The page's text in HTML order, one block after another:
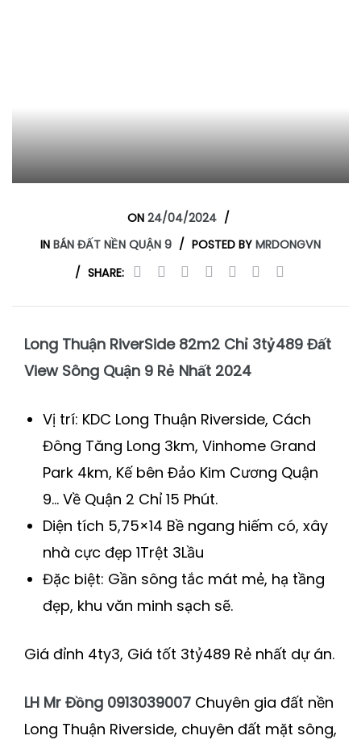
ON 24/04/2024
IN BÁN ĐẤT NỀN QUẬN 9 POSTED BY MRDONGVN
SHARE:
Long Thuận RiverSide 82m2 Chỉ 3tỷ489 Đất
View Sông Quận 9 Rẻ Nhất 2024
Vị trí: KDC Long Thuận Riverside, Cách
Đông Tăng Long 3km, Vinhome Grand
Park 4km, Kế bên Đảo Kim Cương Quận
9… Về Quận 2 Chỉ 15 Phút.
Diện tích 5,75×14 Bề ngang hiếm có, xây
nhà cực đẹp 1Trệt 3Lầu
Đặc biệt: Gần sông tắc mát mẻ, hạ tầng
đẹp, khu văn minh sạch sẽ.
Giá đỉnh 4ty3, Giá tốt 3tỷ489 Rẻ nhất dự án.
LH Mr Đồng 0913039007 Chuyên gia đất nền
Long Thuận Riverside, chuyên đất mặt sông,